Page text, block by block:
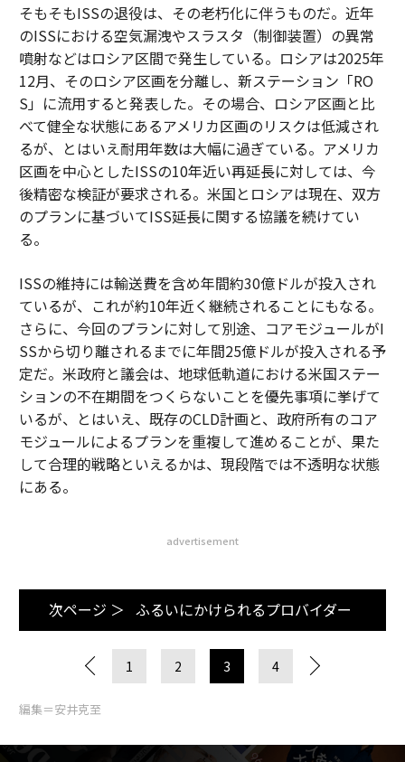
そもそもISSの退役は、その老朽化に伴うものだ。近年
のISSにおける空気漏洩やスラスタ（制御装置）の異常
噴射などはロシア区間で発生している。ロシアは2025年
12月、そのロシア区画を分離し、新ステーション「RO
S」に流用すると発表した。その場合、ロシア区画と比
べて健全な状態にあるアメリカ区画のリスクは低減され
るが、とはいえ耐用年数は大幅に過ぎている。アメリカ
区画を中心としたISSの10年近い再延長に対しては、今
後精密な検証が要求される。米国とロシアは現在、双方
のプランに基づいてISS延長に関する協議を続けてい
る。
ISSの維持には輸送費を含め年間約30億ドルが投入され
ているが、これが約10年近く継続されることにもなる。
さらに、今回のプランに対して別途、コアモジュールがI
SSから切り離されるまでに年間25億ドルが投入される予
定だ。米政府と議会は、地球低軌道における米国ステー
ションの不在期間をつくらないことを優先事項に挙げて
いるが、とはいえ、既存のCLD計画と、政府所有のコア
モジュールによるプランを重複して進めることが、果た
して合理的戦略といえるかは、現段階では不透明な状態
にある。
advertisement
次ページ ＞ ふるいにかけられるプロバイダー
1 2 3 4
編集＝安井克至